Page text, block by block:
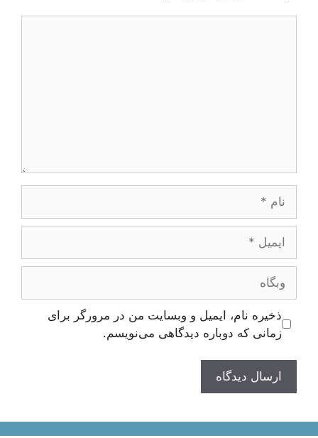
وبگاه
ذخیره نام، ایمیل و وبسایت من در مرورگر برای
زمانی که دوباره دیدگاهی می‌نویسم.